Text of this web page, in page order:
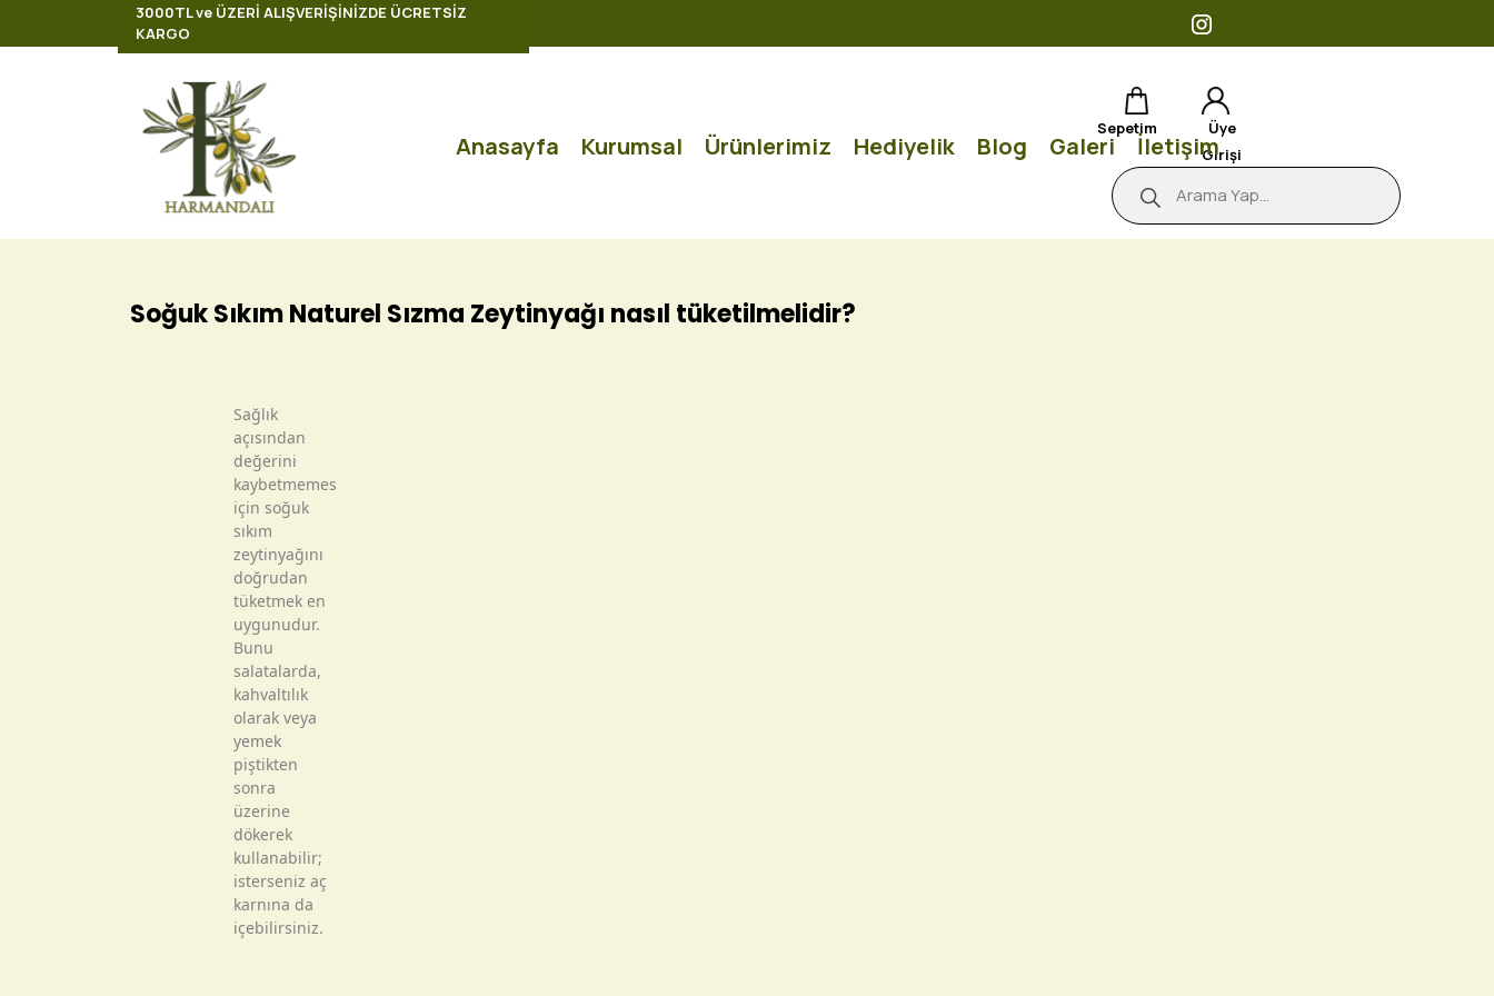
Soğuk Sıkım Naturel Sızma Zeytinyağı nasıl tüketilmelidir?
Sağlık
açısından
değerini
kaybetmemesi
için soğuk
sıkım
zeytinyağını
doğrudan
tüketmek en
uygunudur.
Bunu
salatalarda,
kahvaltılık
olarak veya
yemek
piştikten
sonra
üzerine
dökerek
kullanabilir;
isterseniz aç
karnına da
içebilirsiniz.
3000TL ve ÜZERİ ALIŞVERİŞİNİZDE ÜCRETSİZ
KARGO
Üye
Girişi
Sepetim
Anasayfa Kurumsal Ürünlerimiz Hediyelik Blog Galeri İletişim